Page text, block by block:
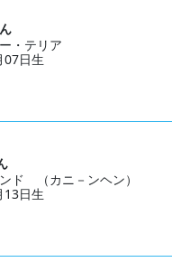
・テリア
07日生
ド （カニ－ンヘン）
13日生